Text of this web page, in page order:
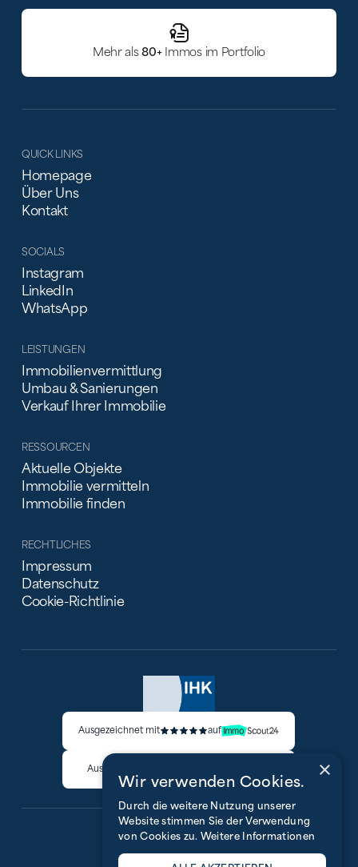
Mehr als80+Immos im Portfolio
QUICK LINKS
Homepage
Über Uns
Kontakt
SOCIALS
Instagram
LinkedIn
WhatsApp
LEISTUNGEN
Immobilienvermittlung
Umbau & Sanierungen
Verkauf Ihrer Immobilie
RESSOURCEN
Aktuelle Objekte
Immobilie vermitteln
Immobilie finden
RECHTLICHES
Impressum
Datenschutz
Cookie-Richtlinie
Ausgezeichnet mit auf
Ausgezeichnet mit ×
Wir verwenden Cookies.
Durch die weitere Nutzung unserer
Website stimmen Sie der Verwendung
von Cookies zu. Weitere Informationen